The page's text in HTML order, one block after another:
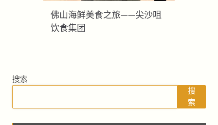
佛山海鲜美食之旅——尖沙咀
饮食集团
搜索
搜
索